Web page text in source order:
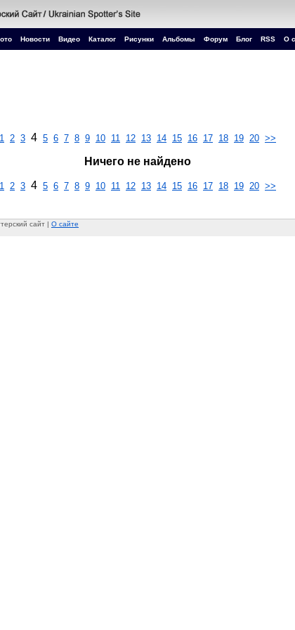
Новости Видео Каталог Рисунки Альбомы Форум Блог RSS О
1 2 3 4 5 6 7 8 9 10 11 12 13 14 15 16 17 18 19 20 >>
Ничего не найдено
1 2 3 4 5 6 7 8 9 10 11 12 13 14 15 16 17 18 19 20 >>
сайт | О сайте